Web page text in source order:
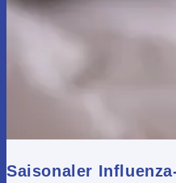
Saisonaler